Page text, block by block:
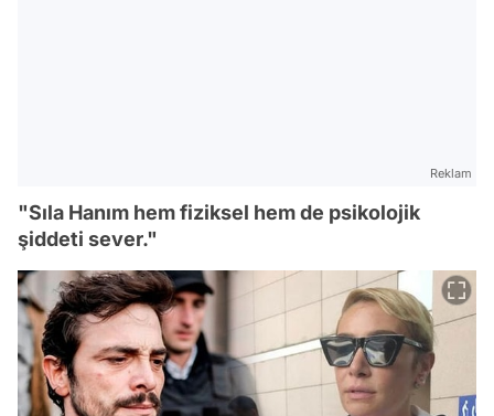
Reklam
"Sıla Hanım hem fiziksel hem de psikolojik
şiddeti sever."